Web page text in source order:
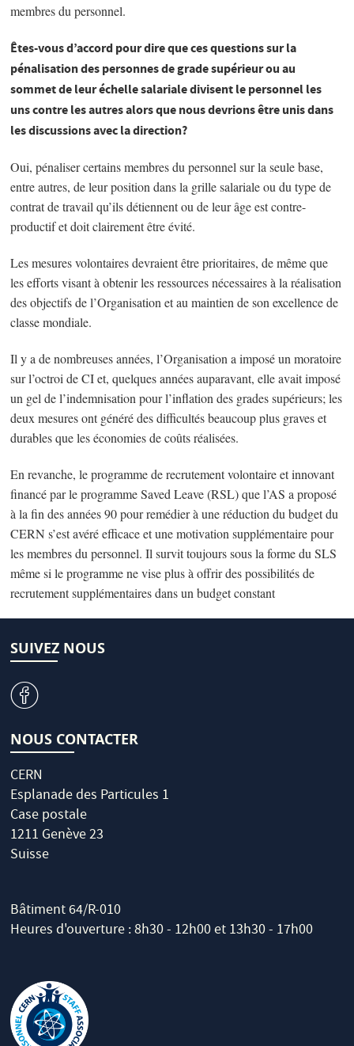
membres du personnel.
Êtes-vous d’accord pour dire que ces questions sur la
pénalisation des personnes de grade supérieur ou au
sommet de leur échelle salariale divisent le personnel les
uns contre les autres alors que nous devrions être unis dans
les discussions avec la direction?
Oui, pénaliser certains membres du personnel sur la seule base,
entre autres, de leur position dans la grille salariale ou du type de
contrat de travail qu’ils détiennent ou de leur âge est contre-
productif et doit clairement être évité.
Les mesures volontaires devraient être prioritaires, de même que
les efforts visant à obtenir les ressources nécessaires à la réalisation
des objectifs de l’Organisation et au maintien de son excellence de
classe mondiale.
Il y a de nombreuses années, l’Organisation a imposé un moratoire
sur l’octroi de CI et, quelques années auparavant, elle avait imposé
un gel de l’indemnisation pour l’inflation des grades supérieurs; les
deux mesures ont généré des difficultés beaucoup plus graves et
durables que les économies de coûts réalisées.
En revanche, le programme de recrutement volontaire et innovant
financé par le programme Saved Leave (RSL) que l’AS a proposé
à la fin des années 90 pour remédier à une réduction du budget du
CERN s’est avéré efficace et une motivation supplémentaire pour
les membres du personnel. Il survit toujours sous la forme du SLS
même si le programme ne vise plus à offrir des possibilités de
recrutement supplémentaires dans un budget constant
SUIVEZ NOUS
v
NOUS CONTACTER
CERN
Esplanade des Particules 1
Case postale
1211 Genève 23
Suisse
Bâtiment 64/R-010
Heures d'ouverture : 8h30 - 12h00 et 13h30 - 17h00